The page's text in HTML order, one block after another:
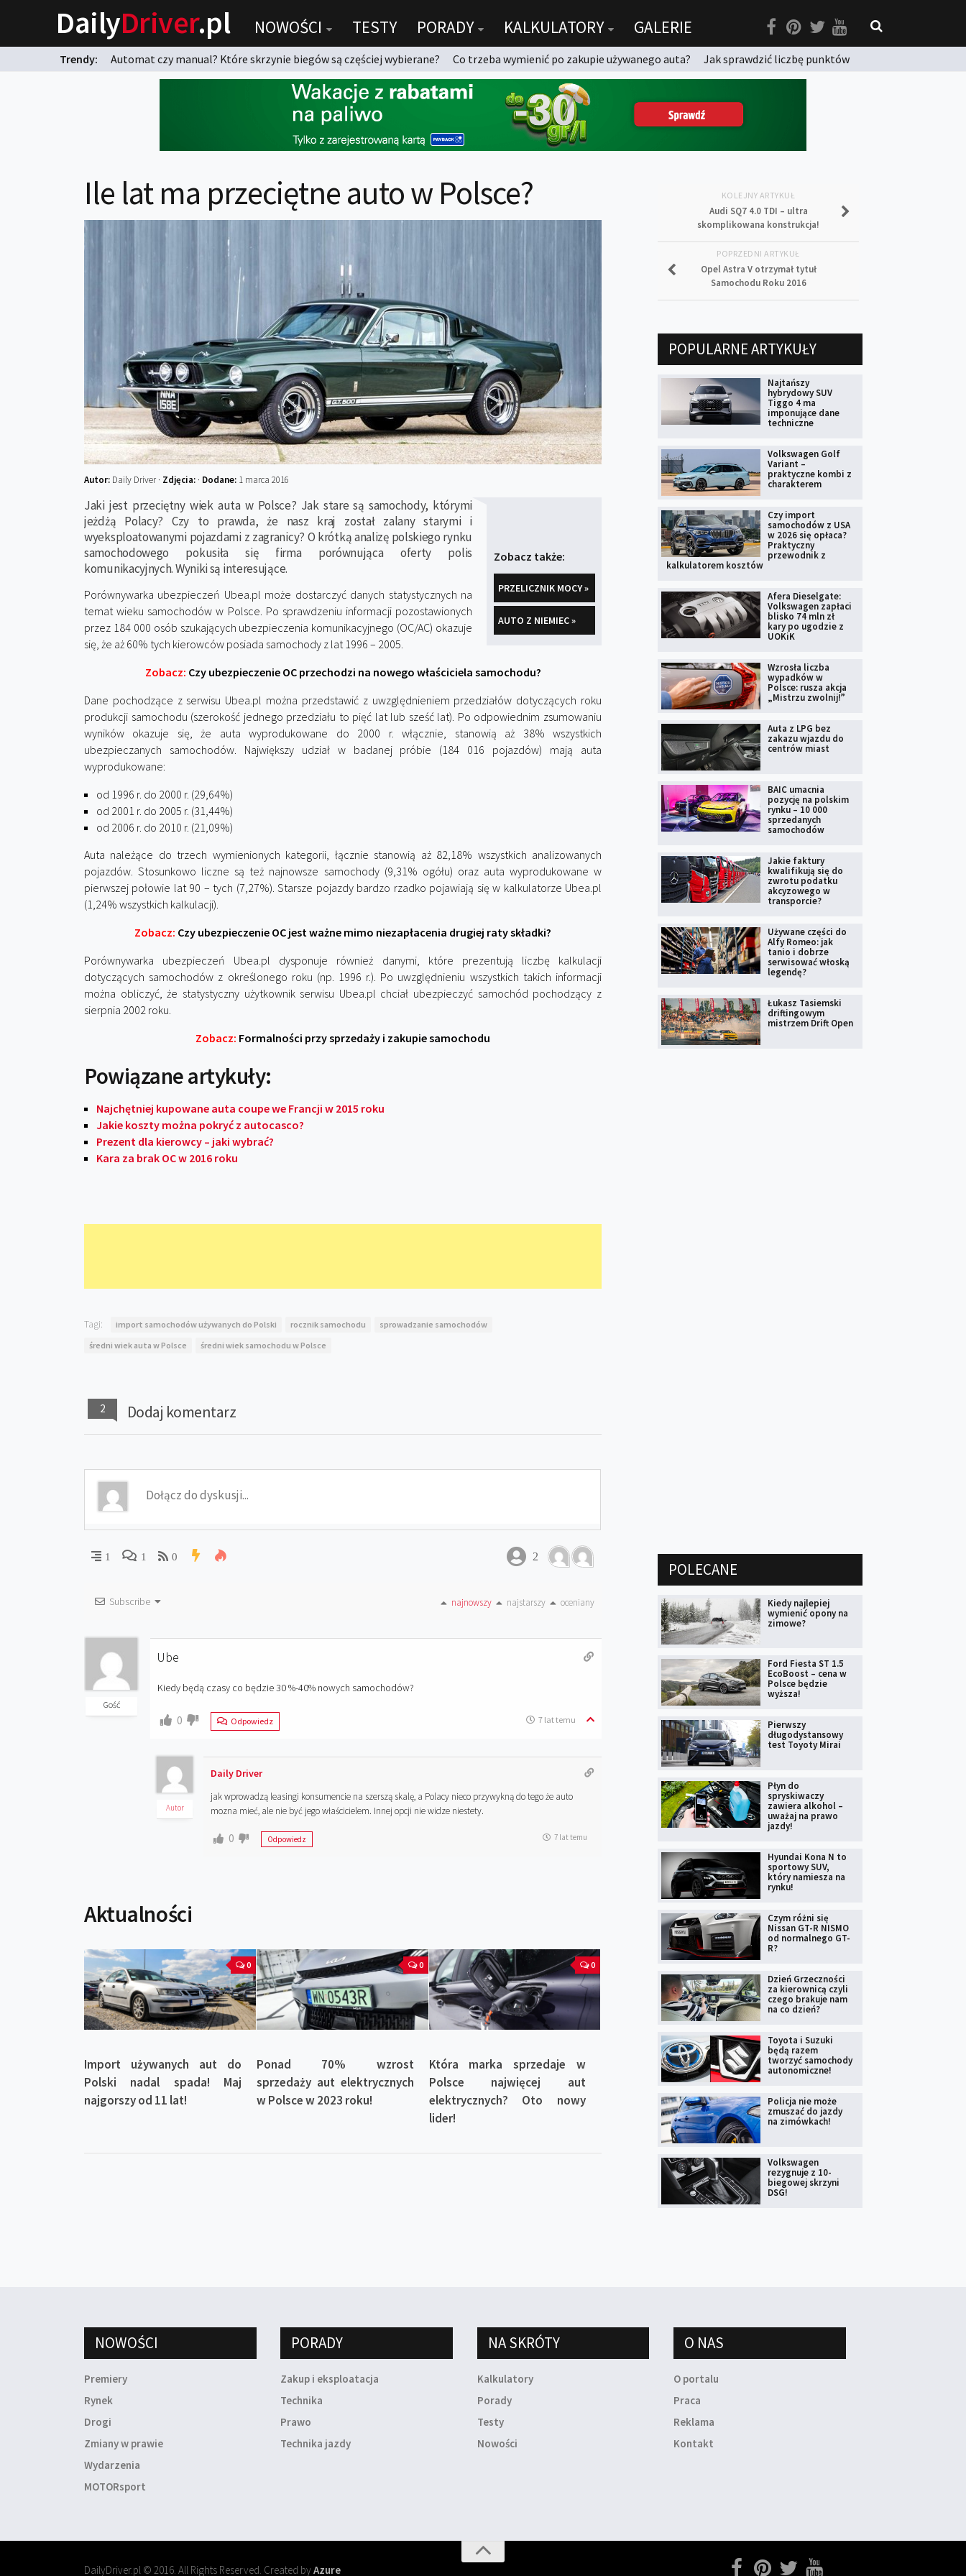
DailyDriver.pl NOWOŚCI TESTY PORADY KALKULATORY GALERIE
Trendy: Automat czy manual? Które skrzynie biegów są częściej wybierane? Co trzeba wymienić po zakupie używanego auta?
Jak sprawdzić liczbę punktów
Ile lat ma przeciętne auto w Polsce?
Autor: Daily Driver · Zdjęcia: · Dodane: 1 marca 2016
Zobacz także:
PRZELICZNIK MOCY »
AUTO Z NIEMIEC »
Jaki jest przeciętny wiek auta w Polsce? Jak stare są samochody, którymi
jeżdżą Polacy? Czy to prawda, że nasz kraj został zalany starymi i
wyeksploatowanymi pojazdami z zagranicy? O krótką analizę polskiego rynku
samochodowego pokusiła się firma porównująca oferty polis
komunikacyjnych. Wyniki są interesujące.
Porównywarka ubezpieczeń Ubea.pl może dostarczyć danych statystycznych na
temat wieku samochodów w Polsce. Po sprawdzeniu informacji pozostawionych
przez 184 000 osób szukających ubezpieczenia komunikacyjnego (OC/AC) okazuje
się, że aż 60% tych kierowców posiada samochody z lat 1996 – 2005.
Zobacz: Czy ubezpieczenie OC przechodzi na nowego właściciela samochodu?
Dane pochodzące z serwisu Ubea.pl można przedstawić z uwzględnieniem przedziałów dotyczących roku
produkcji samochodu (szerokość jednego przedziału to pięć lat lub sześć lat). Po odpowiednim zsumowaniu
wyników okazuje się, że auta wyprodukowane do 2000 r. włącznie, stanowią aż 38% wszystkich
ubezpieczanych samochodów. Największy udział w badanej próbie (184 016 pojazdów) mają auta
wyprodukowane:
od 1996 r. do 2000 r. (29,64%)
od 2001 r. do 2005 r. (31,44%)
od 2006 r. do 2010 r. (21,09%)
Auta należące do trzech wymienionych kategorii, łącznie stanowią aż 82,18% wszystkich analizowanych
pojazdów. Stosunkowo liczne są też najnowsze samochody (9,31% ogółu) oraz auta wyprodukowane w
pierwszej połowie lat 90 – tych (7,27%). Starsze pojazdy bardzo rzadko pojawiają się w kalkulatorze Ubea.pl
(1,24% wszystkich kalkulacji).
Zobacz: Czy ubezpieczenie OC jest ważne mimo niezapłacenia drugiej raty składki?
Porównywarka ubezpieczeń Ubea.pl dysponuje również danymi, które prezentują liczbę kalkulacji
dotyczących samochodów z określonego roku (np. 1996 r.). Po uwzględnieniu wszystkich takich informacji
można obliczyć, że statystyczny użytkownik serwisu Ubea.pl chciał ubezpieczyć samochód pochodzący z
sierpnia 2002 roku.
Zobacz: Formalności przy sprzedaży i zakupie samochodu
Powiązane artykuły:
Najchętniej kupowane auta coupe we Francji w 2015 roku
Jakie koszty można pokryć z autocasco?
Prezent dla kierowcy – jaki wybrać?
Kara za brak OC w 2016 roku
Tagi: import samochodów używanych do Polski rocznik samochodu
sprowadzanie samochodów
średni wiek auta w Polsce
średni wiek samochodu w Polsce
2 Dodaj komentarz
1 1 0 2
Subscribe najnowszy najstarszy oceniany
Gość
Ube
Kiedy będą czasy co będzie 30 %-40% nowych samochodów?
0 Odpowiedz 7 lat temu
Autor
Daily Driver
jak wprowadzą leasingi konsumencie na szerszą skalę, a Polacy nieco przywykną do tego że auto
mozna mieć, ale nie być jego właścicielem. Innej opcji nie widze niestety.
0 Odpowiedz 7 lat temu
Aktualności
0
Import używanych aut do
Polski nadal spada! Maj
najgorszy od 11 lat!
0
Ponad 70% wzrost
sprzedaży aut elektrycznych
w Polsce w 2023 roku!
0
Która marka sprzedaje w
Polsce najwięcej aut
elektrycznych? Oto nowy
lider!
KOLEJNY ARTYKUŁ
Audi SQ7 4.0 TDI – ultra
skomplikowana konstrukcja!
POPRZEDNI ARTYKUŁ
Opel Astra V otrzymał tytuł
Samochodu Roku 2016
POPULARNE ARTYKUŁY
Najtańszy
hybrydowy SUV
Tiggo 4 ma
imponujące dane
techniczne
Volkswagen Golf
Variant –
praktyczne kombi z
charakterem
Czy import
samochodów z USA
w 2026 się opłaca?
Praktyczny
przewodnik z
kalkulatorem kosztów
Afera Dieselgate:
Volkswagen zapłaci
blisko 74 mln zł
kary po ugodzie z
UOKiK
Wzrosła liczba
wypadków w
Polsce: rusza akcja
„Mistrzu zwolnij!”
Auta z LPG bez
zakazu wjazdu do
centrów miast
BAIC umacnia
pozycję na polskim
rynku – 10 000
sprzedanych
samochodów
Jakie faktury
kwalifikują się do
zwrotu podatku
akcyzowego w
transporcie?
Używane części do
Alfy Romeo: jak
tanio i dobrze
serwisować włoską
legendę?
Łukasz Tasiemski
driftingowym
mistrzem Drift Open
POLECANE
Kiedy najlepiej
wymienić opony na
zimowe?
Ford Fiesta ST 1.5
EcoBoost – cena w
Polsce będzie
wyższa!
Pierwszy
długodystansowy
test Toyoty Mirai
Płyn do
spryskiwaczy
zawiera alkohol –
uważaj na prawo
jazdy!
Hyundai Kona N to
sportowy SUV,
który namiesza na
rynku!
Czym różni się
Nissan GT-R NISMO
od normalnego GT-
R?
Dzień Grzeczności
za kierownicą czyli
czego brakuje nam
na co dzień?
Toyota i Suzuki
będą razem
tworzyć samochody
autonomiczne!
Policja nie może
zmuszać do jazdy
na zimówkach!
Volkswagen
rezygnuje z 10-
biegowej skrzyni
DSG!
NOWOŚCI
Premiery
Rynek
Drogi
Zmiany w prawie
Wydarzenia
MOTORsport
PORADY
Zakup i eksploatacja
Technika
Prawo
Technika jazdy
NA SKRÓTY
Kalkulatory
Porady
Testy
Nowości
O NAS
O portalu
Praca
Reklama
Kontakt
DailyDriver.pl © 2016. All Rights Reserved. Created byAzure